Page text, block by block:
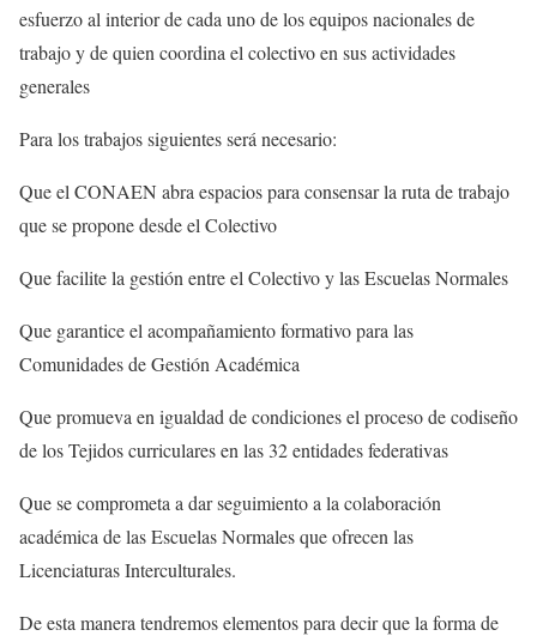
esfuerzo al interior de cada uno de los equipos nacionales de
trabajo y de quien coordina el colectivo en sus actividades
generales
Para los trabajos siguientes será necesario:
Que el CONAEN abra espacios para consensar la ruta de trabajo
que se propone desde el Colectivo
Que facilite la gestión entre el Colectivo y las Escuelas Normales
Que garantice el acompañamiento formativo para las
Comunidades de Gestión Académica
Que promueva en igualdad de condiciones el proceso de codiseño
de los Tejidos curriculares en las 32 entidades federativas
Que se comprometa a dar seguimiento a la colaboración
académica de las Escuelas Normales que ofrecen las
Licenciaturas Interculturales.
De esta manera tendremos elementos para decir que la forma de